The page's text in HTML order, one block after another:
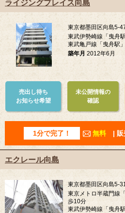
ライジングプレイス向島
東京都墨田区向島5-
東武伊勢崎線「曳舟
東武亀戸線「曳舟駅
築年月 2012年6月
売出し待ち
お知らせ希望
未公開情報の
確認
1分で完了！ 無料 |
エクレール向島
東京都墨田区向島5-
東京メトロ半蔵門線
歩10分
東武伊勢崎線「曳舟